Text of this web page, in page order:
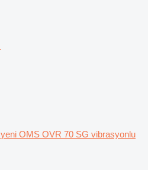
yeni OMS OVR 70 SG vibrasyonlu